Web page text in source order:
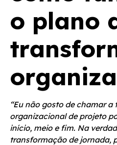
o plano
“Eu não gosto de chamar
organizacional de projeto
início, meio e fim. Na
transformação de jornada,